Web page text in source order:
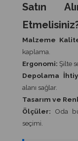
Satın
Malzeme
kaplama.
Ergonomi: Şilte
Depolama
alanı sağlar.
Tasarım ve
Ölçüler: Oda
seçimi.